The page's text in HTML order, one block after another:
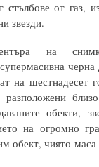
стълбове от газ,
звезди.
на
на шестнадесет
разположени
обекти,
на огромно
обект, чиято